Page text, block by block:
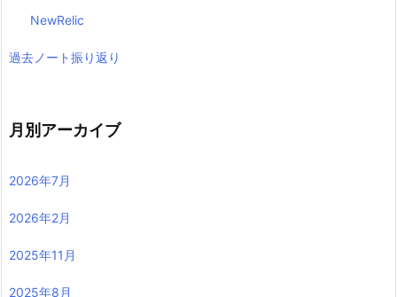
NewRelic
過去ノート振り返り
月別アーカイブ
2026年7月
2026年2月
2025年11月
2025年8月